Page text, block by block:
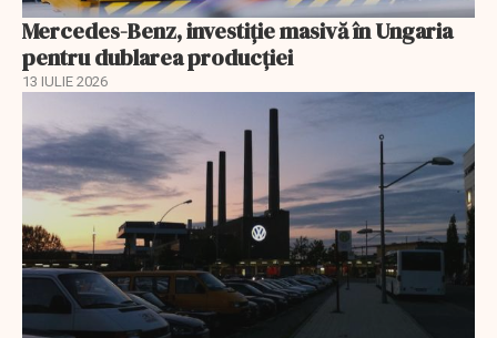
Mercedes-Benz, investiție masivă în Ungaria
pentru dublarea producției
13 IULIE 2026